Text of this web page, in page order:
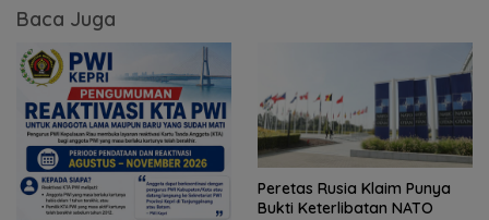
Baca Juga
Peretas Rusia Klaim Punya
Bukti Keterlibatan NATO